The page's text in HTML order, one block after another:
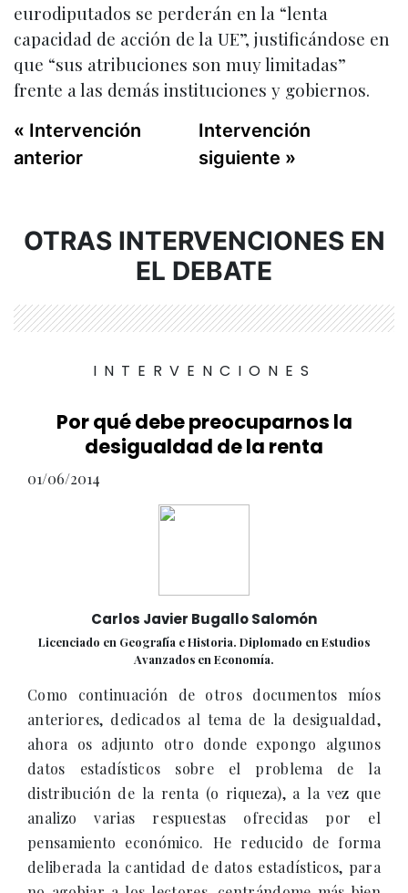
eurodiputados se perderán en la “lenta
capacidad de acción de la UE”, justificándose en
que “sus atribuciones son muy limitadas”
frente a las demás instituciones y gobiernos.
« Intervención
anterior
Intervención
siguiente »
OTRAS INTERVENCIONES EN
EL DEBATE
INTERVENCIONES
Por qué debe preocuparnos la
desigualdad de la renta
01/06/2014
Carlos Javier Bugallo Salomón
Licenciado en Geografía e Historia. Diplomado en Estudios
Avanzados en Economía.
Como continuación de otros documentos míos
anteriores, dedicados al tema de la desigualdad,
ahora os adjunto otro donde expongo algunos
datos estadísticos sobre el problema de la
distribución de la renta (o riqueza), a la vez que
analizo varias respuestas ofrecidas por el
pensamiento económico. He reducido de forma
deliberada la cantidad de datos estadísticos, para